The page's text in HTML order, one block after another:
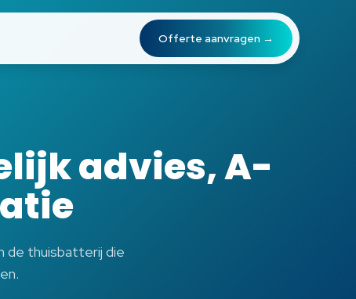
Offerte aanvragen →
advies, A-
de thuisbatterij die